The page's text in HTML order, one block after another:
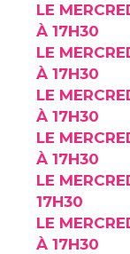
LE
À 17H30
LE
À 17H30
LE
À 17H30
LE
À 17H30
LE
17H30
LE
À 17H30